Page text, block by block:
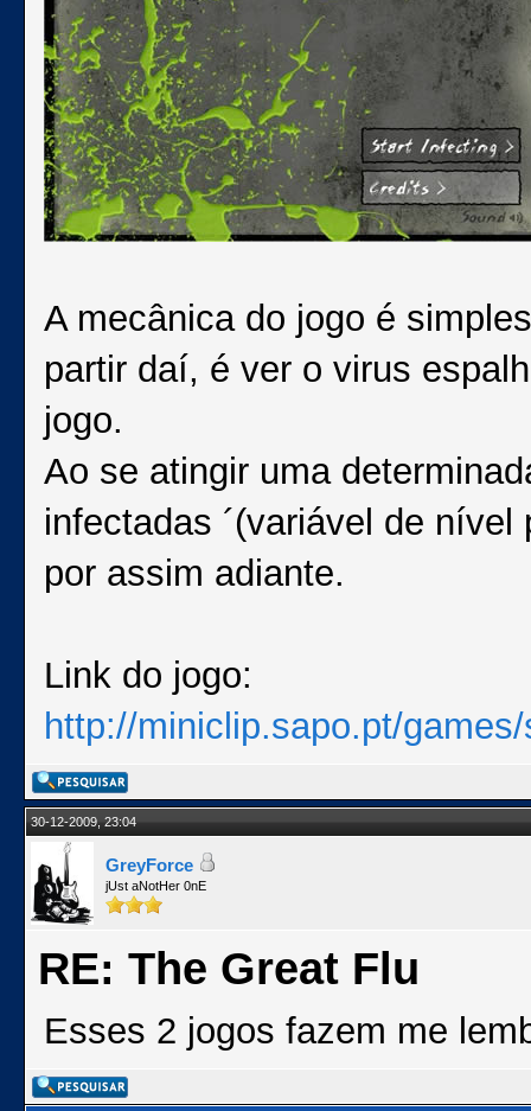
A mecânica do jogo é
partir daí, é ver o virus
jogo.
Ao se atingir uma
infectadas ´(variável de
por assim adiante.
Link do jogo:
http://miniclip.sapo.pt/
30-12-2009, 23:04
GreyForce
jUst aNotHer 0nE
RE: The Great Flu
Esses 2 jogos fazem me